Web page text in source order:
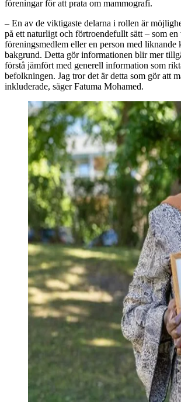
föreningar för att prata om mammografi.
– En av de viktigaste delarna i rollen är
på ett naturligt och förtroendefullt sätt – som en
föreningsmedlem eller en person med
bakgrund. Detta gör informationen blir mer
förstå jämfört med generell information som
befolkningen. Jag tror det är detta som gör att
inkluderade, säger Fatuma Mohamed.